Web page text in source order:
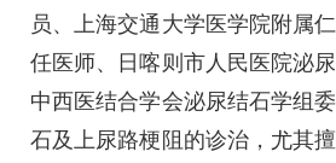
员、上海交通大学医学院附属
任医师、日喀则市人民医院泌
中西医结合学会泌尿结石学组
石及上尿路梗阻的诊治，尤其